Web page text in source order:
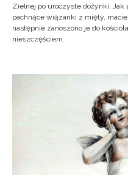
Zielnej po uroczyste dożynki. Jak
pachnące wiązanki z mięty,
następnie zanoszono je do
nieszczęściem.